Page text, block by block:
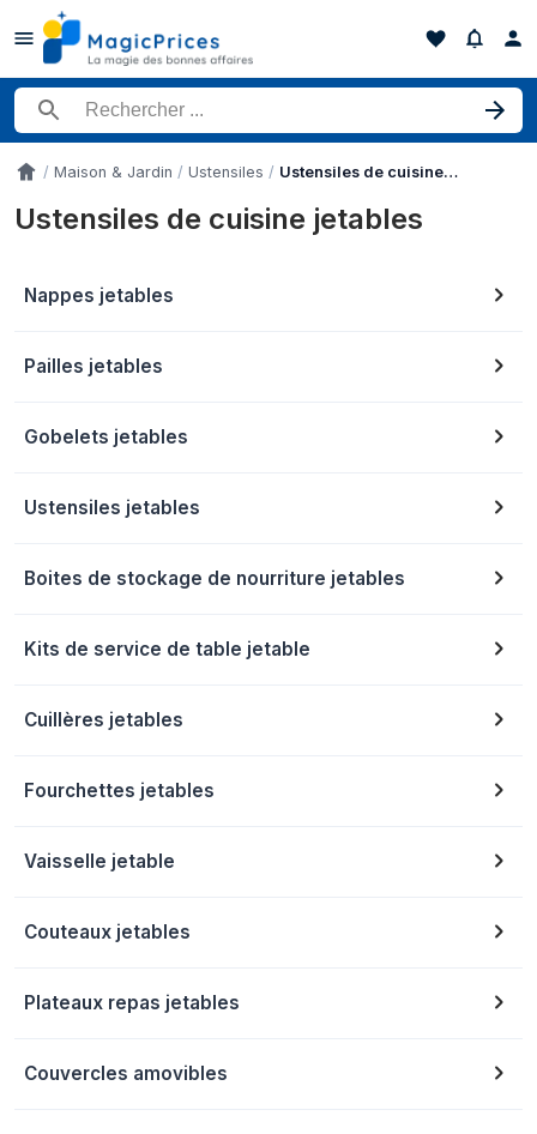
Rechercher un produit
AccueilMaison & Jardin Ustensiles Ustensiles de cuisine jetables
Ustensiles de cuisine jetables
Nappes jetables
Pailles jetables
Gobelets jetables
Ustensiles jetables
Boites de stockage de nourriture jetables
Kits de service de table jetable
Cuillères jetables
Fourchettes jetables
Vaisselle jetable
Couteaux jetables
Plateaux repas jetables
Couvercles amovibles